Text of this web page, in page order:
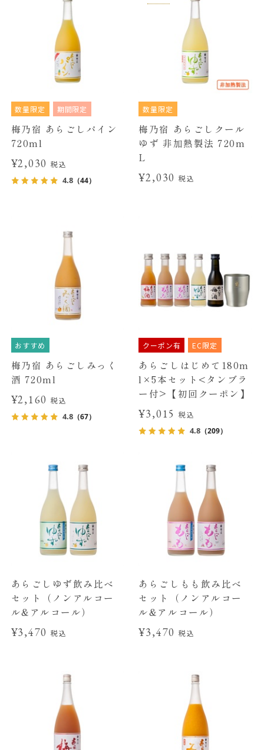
数量限定 期間限定
梅乃宿 あらごしパイン
720ml
¥2,030税込
4.8（44）
数量限定
梅乃宿 あらごしクール
ゆず 非加熱製法 720m
L
¥2,030 税込
おすすめ
梅乃宿 あらごしみっく
酒 720ml
¥2,160税込
4.8（67）
クーポン有 EC限定
あらごしはじめて180m
l×5本セット<タンブラ
ー付>【初回クーポン】
¥3,015 税込
4.8 （209）
あらごしゆず飲み比べ
セット（ノンアルコー
ル&アルコール）
¥3,470税込
あらごしもも飲み比べ
セット（ノンアルコー
ル&アルコール）
¥3,470 税込